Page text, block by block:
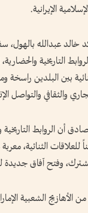
الإيرانية.
خالد عبدالله بالهول،
التاريخية
بين البلدين
والثقافي والتواصل
أن الروابط التاريخية
الثنائية،
وفتح آفاق جديدة
الأهازيج الشعبية